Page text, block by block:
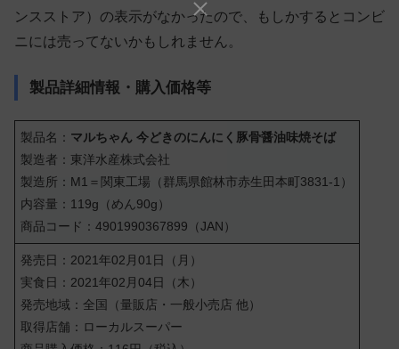
ンスストア）の表示がなかったので、もしかするとコンビ
ニには売ってないかもしれません。
製品詳細情報・購入価格等
製品名： マルちゃん 今どきのにんにく豚骨醤油味焼そば
製造者：東洋水産株式会社
製造所：M1＝関東工場（群馬県館林市赤生田本町3831-1）
内容量：119g（めん90g）
商品コード：4901990367899（JAN）
発売日：2021年02月01日（月）
実食日：2021年02月04日（木）
発売地域：全国（量販店・一般小売店 他）
取得店舗：ローカルスーパー